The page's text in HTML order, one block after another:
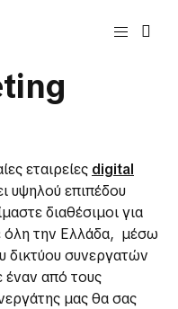
εταιρείες digital
υψηλού επιπέδου
διαθέσιμοι για
όλη την Ελλάδα, μέσω
δικτύου συνεργατών
έναν από τους
μας θα σας